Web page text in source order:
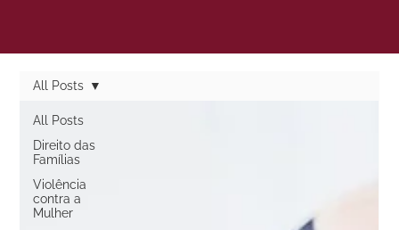
All Posts
Direito das
Famílias
Violência
contra a
Mulher
All Posts